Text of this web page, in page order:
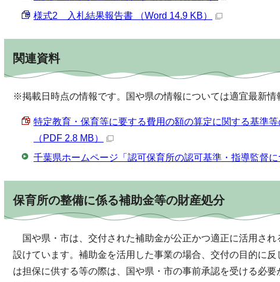
様式2 入札結果報告書 （Word 14.9 KB）
関連資料
※掲載日時点の情報です。国や県の情報については適宜最新情
特定教育・保育等に要する費用の額の算定に関する基準
（PDF 2.8 MB）
千葉県ホームページ「認可保育所の認可基準・指導監督
保育所の整備に係る補助金等の財産処分
国や県・市は、交付された補助金が公正かつ適正に活用され
設けています。補助金を活用した事業の場合、交付の目的に
は担保に供する等の際は、国や県・市の事前承認を受ける必